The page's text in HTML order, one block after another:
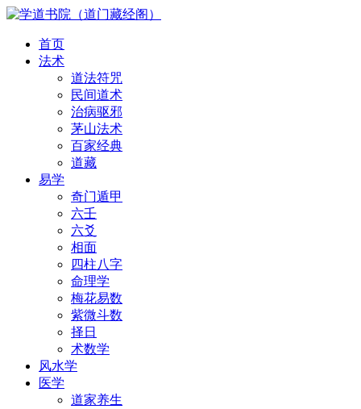
首页
法术
道法符咒
民间道术
治病驱邪
茅山法术
百家经典
道藏
易学
奇门遁甲
六壬
六爻
相面
四柱八字
命理学
梅花易数
紫微斗数
择日
术数学
风水学
医学
道家养生